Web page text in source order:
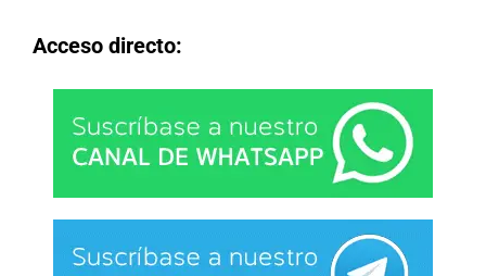
Acceso directo: